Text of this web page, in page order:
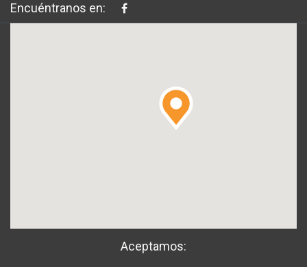
Encuéntranos en:
Aceptamos: